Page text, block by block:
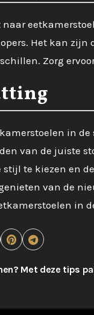
naar
Het kan zijn
Zorg
in
van de juiste
te kiezen en
van de
in
Met deze tips